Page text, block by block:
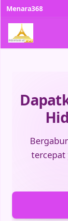
Menara368
tercepat